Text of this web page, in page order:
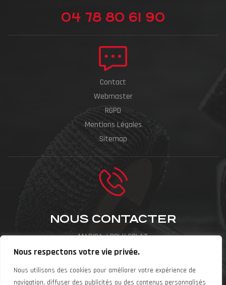
Nous respectons votre vie privée.
Nous utilisons des cookies pour améliorer votre expérience de
navigation, diffuser des publicités ou des contenus personnalisés
04 78 80 61 90
Contact
Webmaster
RGPD
Mentions Légales
Sitemap
NOUS CONTACTER
MARISA / POLY-ECLAT
ZA La Rize, 9 Rue Sigmund Freud,